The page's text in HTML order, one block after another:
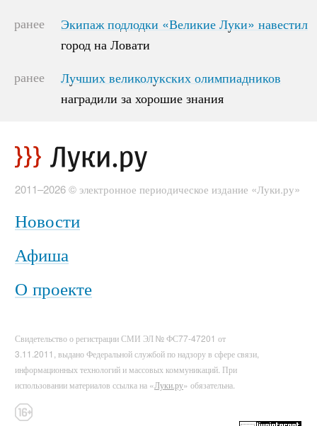
ранее
Экипаж подлодки «Великие Луки» навестил
город на Ловати
Экипаж подлодки «Великие Луки» навестил
город на Ловати
ранее
Лучших великолукских олимпиадников
наградили за хорошие знания
Лучших великолукских олимпиадников
наградили за хорошие знания
2011–2026 © электронное периодическое издание «Луки.ру»
Новости
Афиша
О проекте
Свидетельство о регистрации СМИ ЭЛ № ФС77-47201 от
3.11.2011, выдано Федеральной службой по надзору в сфере связи,
информационных технологий и массовых коммуникаций. При
использовании материалов ссылка на «Луки.ру» обязательна.